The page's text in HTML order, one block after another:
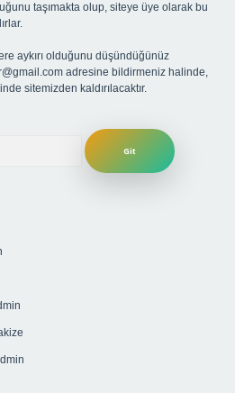
taşımakta olup, siteye üye olarak bu
aykırı olduğunu düşündüğünüz
adresine bildirmeniz halinde,
sitemizden kaldırılacaktır.